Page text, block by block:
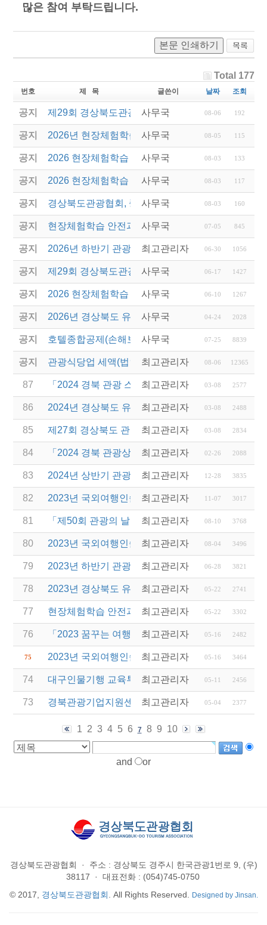
많은 참여 부탁드립니다.
본문 인쇄하기
Total 177
번호 제 목 글쓴이 날짜 조회
공지 제29회 경상북도관광기념품공모전 결과발표
사무국 08-06 192
공지 2026년 현장체험학습 안전과정(신규.재강습) 교육
사무국 08-05 115
공지 2026 현장체험학습 안전과정 교육(신규. 재강습)
사무국 08-03 133
공지 2026 현장체험학습 안전과정(신규. 재강습) 교육 성
사무국 08-03 117
공지 경상북도관광협회, 중국 단동 해외여행상품 개발 팸
사무국 08-03 160
공지 현장체험학습 안전과정(신규/재강습) 안내
사무국 07-05 845
공지 2026년 하반기 관광진흥개발기금 융자 시행 안내
최고관리자 06-30 1056
공지 제29회 경상북도관광기념품공모전 개최
사무국 06-17 1427
공지 2026 현장체험학습 안전과정(신규.재강습)
사무국 06-10 1267
공지 2026년 경상북도 유니크베뉴를 활용한 MICE행사
사무국 04-24 2028
공지 호텔종합공제(손해보험) 서비스 안내
사무국 07-25 8839
공지 관광식당업 세액(법인세 및 소득세)감면 제도 안내
최고관리자 08-06 12365
87 「2024 경북 관광 스타트업 공모전」 안내
최고관리자 03-08 2577
86 2024년 경상북도 유니크베뉴를 활용한 MICE행사
최고관리자 03-08 2488
85 제27회 경상북도 관광기념품 공모전 개최
최고관리자 03-08 2834
84 「2024 경북 관광상품 팝업스토어」 입점기업 모집
최고관리자 02-26 2088
83 2024년 상반기 관광진흥개발기금 융자 시행 안내
최고관리자 12-28 3835
82 2023년 국외여행인솔자(T/C) 5차 소양교육 안내
최고관리자 11-07 3017
81 「제50회 관광의 날」경상북도 관광진흥유공 표창
최고관리자 08-10 3768
80 2023년 국외여행인솔자(T/C) 4차 소양교육 안내
최고관리자 08-04 3496
79 2023년 하반기 관광진흥개발기금 융자시행 안내
최고관리자 06-28 3821
78 2023년 경상북도 유니크베뉴를 활용한 MICE행사
최고관리자 05-22 2741
77 현장체험학습 안전과정(신규⋅재강습) 교육 실시 안내
최고관리자 05-22 3302
76 「2023 꿈꾸는 여행자」 경북(포항)1기 과정 운영
최고관리자 05-16 2482
75 2023년 국외여행인솔자(T/C) 3차 소양교육 안내
최고관리자 05-16 3464
74 대구인물기행 교육투어 여행사 모집 공고
최고관리자 05-11 2456
73 경북관광기업지원센터 2023년 비상주 협력기업 모
최고관리자 05-04 2377
1 2 3 4 5 6 7 8 9 10
and or
경상북도관광협회 ·
주소 : 경상북도 경주시 한국관광1번로 9, (우)
38117
·
대표전화 : (054)745-0750
© 2017, 경상북도관광협회 . All Rights Reserved. Designed by Jinsan.